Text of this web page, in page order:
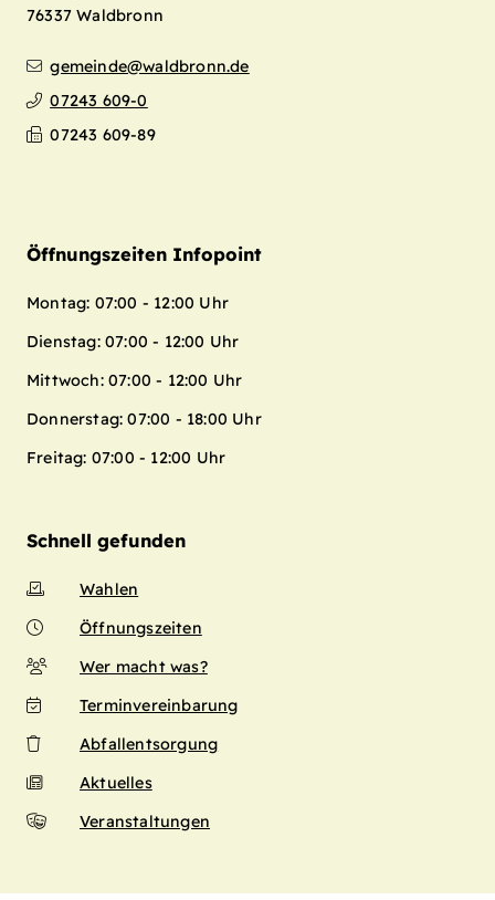
76337 Waldbronn
gemeinde@waldbronn.de
07243 609-0
07243 609-89
Leaflet| Map data ©OpenStreetMap
contributors,CC-BY-SA
Öffnungszeiten Infopoint
Montag: 07:00 - 12:00 Uhr
Dienstag: 07:00 - 12:00 Uhr
Mittwoch: 07:00 - 12:00 Uhr
Donnerstag: 07:00 - 18:00 Uhr
Freitag: 07:00 - 12:00 Uhr
Schnell gefunden
Wahlen
Öffnungszeiten
Wer macht was?
Terminvereinbarung
Abfallentsorgung
Aktuelles
Veranstaltungen